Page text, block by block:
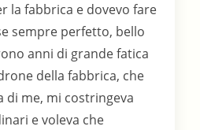
la fabbrica e dovevo fare
sempre perfetto, bello
anni di grande fatica
della fabbrica, che
di me, mi costringeva
e voleva che